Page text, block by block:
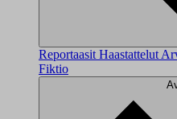
Reportaasit Haastattelut
Fiktio